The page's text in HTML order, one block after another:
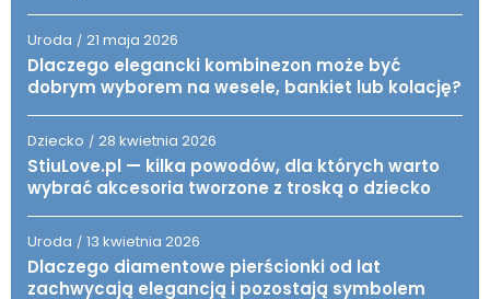
Uroda / 21 maja 2026
Dlaczego elegancki kombinezon może być
dobrym wyborem na wesele, bankiet lub kolację?
Dziecko / 28 kwietnia 2026
StiuLove.pl — kilka powodów, dla których warto
wybrać akcesoria tworzone z troską o dziecko
Uroda / 13 kwietnia 2026
Dlaczego diamentowe pierścionki od lat
zachwycają elegancją i pozostają symbolem